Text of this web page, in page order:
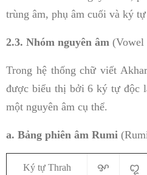
trùng âm, phụ âm cuối và ký tự
2.3. Nhóm nguyên âm (Vowel
Trong hệ thống chữ viết
được biểu thị bởi 6 ký tự độc
một nguyên âm cụ thể.
a. Bảng phiên âm Rumi
Ký tự Thrah ꨀ ꨁ